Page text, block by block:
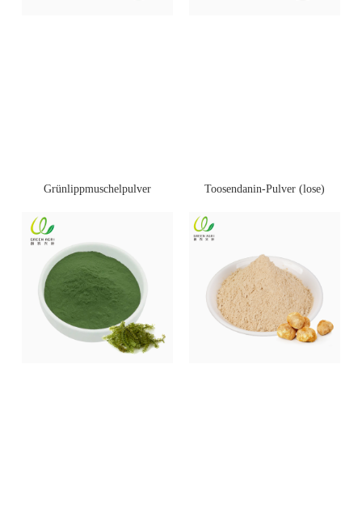
Grünlippmuschelpulver Toosendanin-Pulver (lose)